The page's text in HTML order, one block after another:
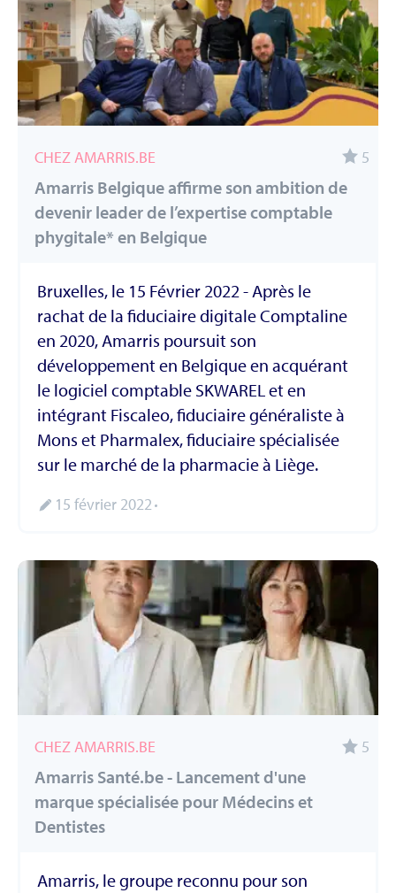
CHEZ AMARRIS.BE 5
Amarris Belgique affirme son ambition de
devenir leader de l’expertise comptable
phygitale* en Belgique
Bruxelles, le 15 Février 2022 - Après le
rachat de la fiduciaire digitale Comptaline
en 2020, Amarris poursuit son
développement en Belgique en acquérant
le logiciel comptable SKWAREL et en
intégrant Fiscaleo, fiduciaire généraliste à
Mons et Pharmalex, fiduciaire spécialisée
sur le marché de la pharmacie à Liège.
15 février 2022
CHEZ AMARRIS.BE 5
Amarris Santé.be - Lancement d'une
marque spécialisée pour Médecins et
Dentistes
Amarris, le groupe reconnu pour son